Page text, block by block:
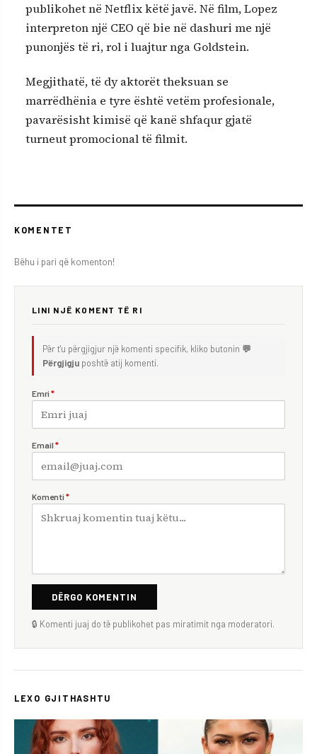
publikohet në Netflix këtë javë. Në film, Lopez
interpreton një CEO që bie në dashuri me një
punonjës të ri, rol i luajtur nga Goldstein.
Megjithatë, të dy aktorët theksuan se
marrëdhënia e tyre është vetëm profesionale,
pavarësisht kimisë që kanë shfaqur gjatë
turneut promocional të filmit.
KOMENTET
Bëhu i pari që komenton!
LINI NJË KOMENT TË RI
Për t'u përgjigjur një komenti specifik, kliko butonin 💬
Përgjigju poshtë atij komenti.
Emri *
Email *
Komenti *
DËRGO KOMENTIN
🔒 Komenti juaj do të publikohet pas miratimit nga moderatori.
LEXO GJITHASHTU